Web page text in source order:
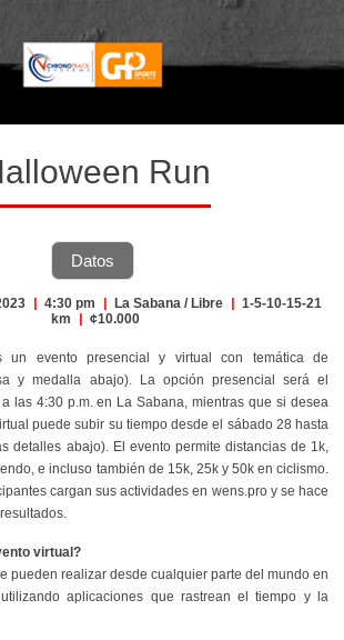
Run
Datos
| 4:30 pm | La Sabana / Libre | 1-5-10-15-21
km
| ¢10.000
un evento presencial y virtual con temática de
y medalla abajo). La opción presencial será el
las 4:30 p.m. en La Sabana, mientras que si desea
puede subir su tiempo desde el sábado 28 hasta
detalles abajo). El evento permite distancias de 1k,
e incluso también de 15k, 25k y 50k en ciclismo.
cargan sus actividades en wens.pro y se hace
virtual?
pueden realizar desde cualquier parte del mundo en
aplicaciones que rastrean el tiempo y la